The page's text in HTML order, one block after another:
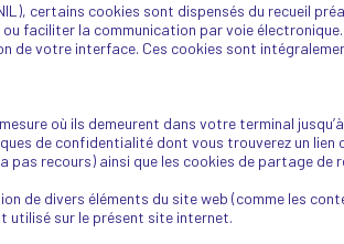
certains cookies sont dispensés du recueil
faciliter la communication par voie
de votre interface. Ces cookies sont
où ils demeurent dans votre terminal
de confidentialité dont vous trouverez un lien
pas recours) ainsi que les cookies de partage
divers éléments du site web (comme les
utilisé sur le présent site internet.